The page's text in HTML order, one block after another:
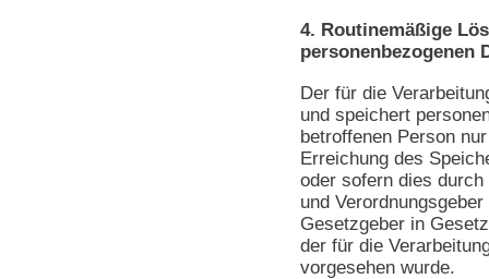
4. Routinemäßige
personenbezogenen
Der für die
und speichert
betroffenen Person
Erreichung des
oder sofern dies
und
Gesetzgeber in
der für die
vorgesehen wurde.